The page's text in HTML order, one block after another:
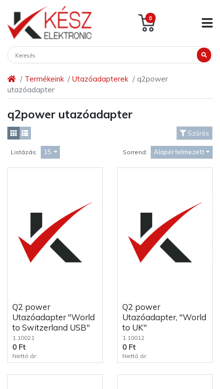
0
Termékeink Utazóadapterek
q2power
utazóadapter
q2power utazóadapter
Szűrés
Listázás: 15 Sorrend: Alapértelmezett
Q2 power
Utazóadapter "World
to Switzerland USB"
1.10021
0 Ft
Nettó ár:
Q2 power
Utazóadapter, "World
to UK"
1.10012
0 Ft
Nettó ár: